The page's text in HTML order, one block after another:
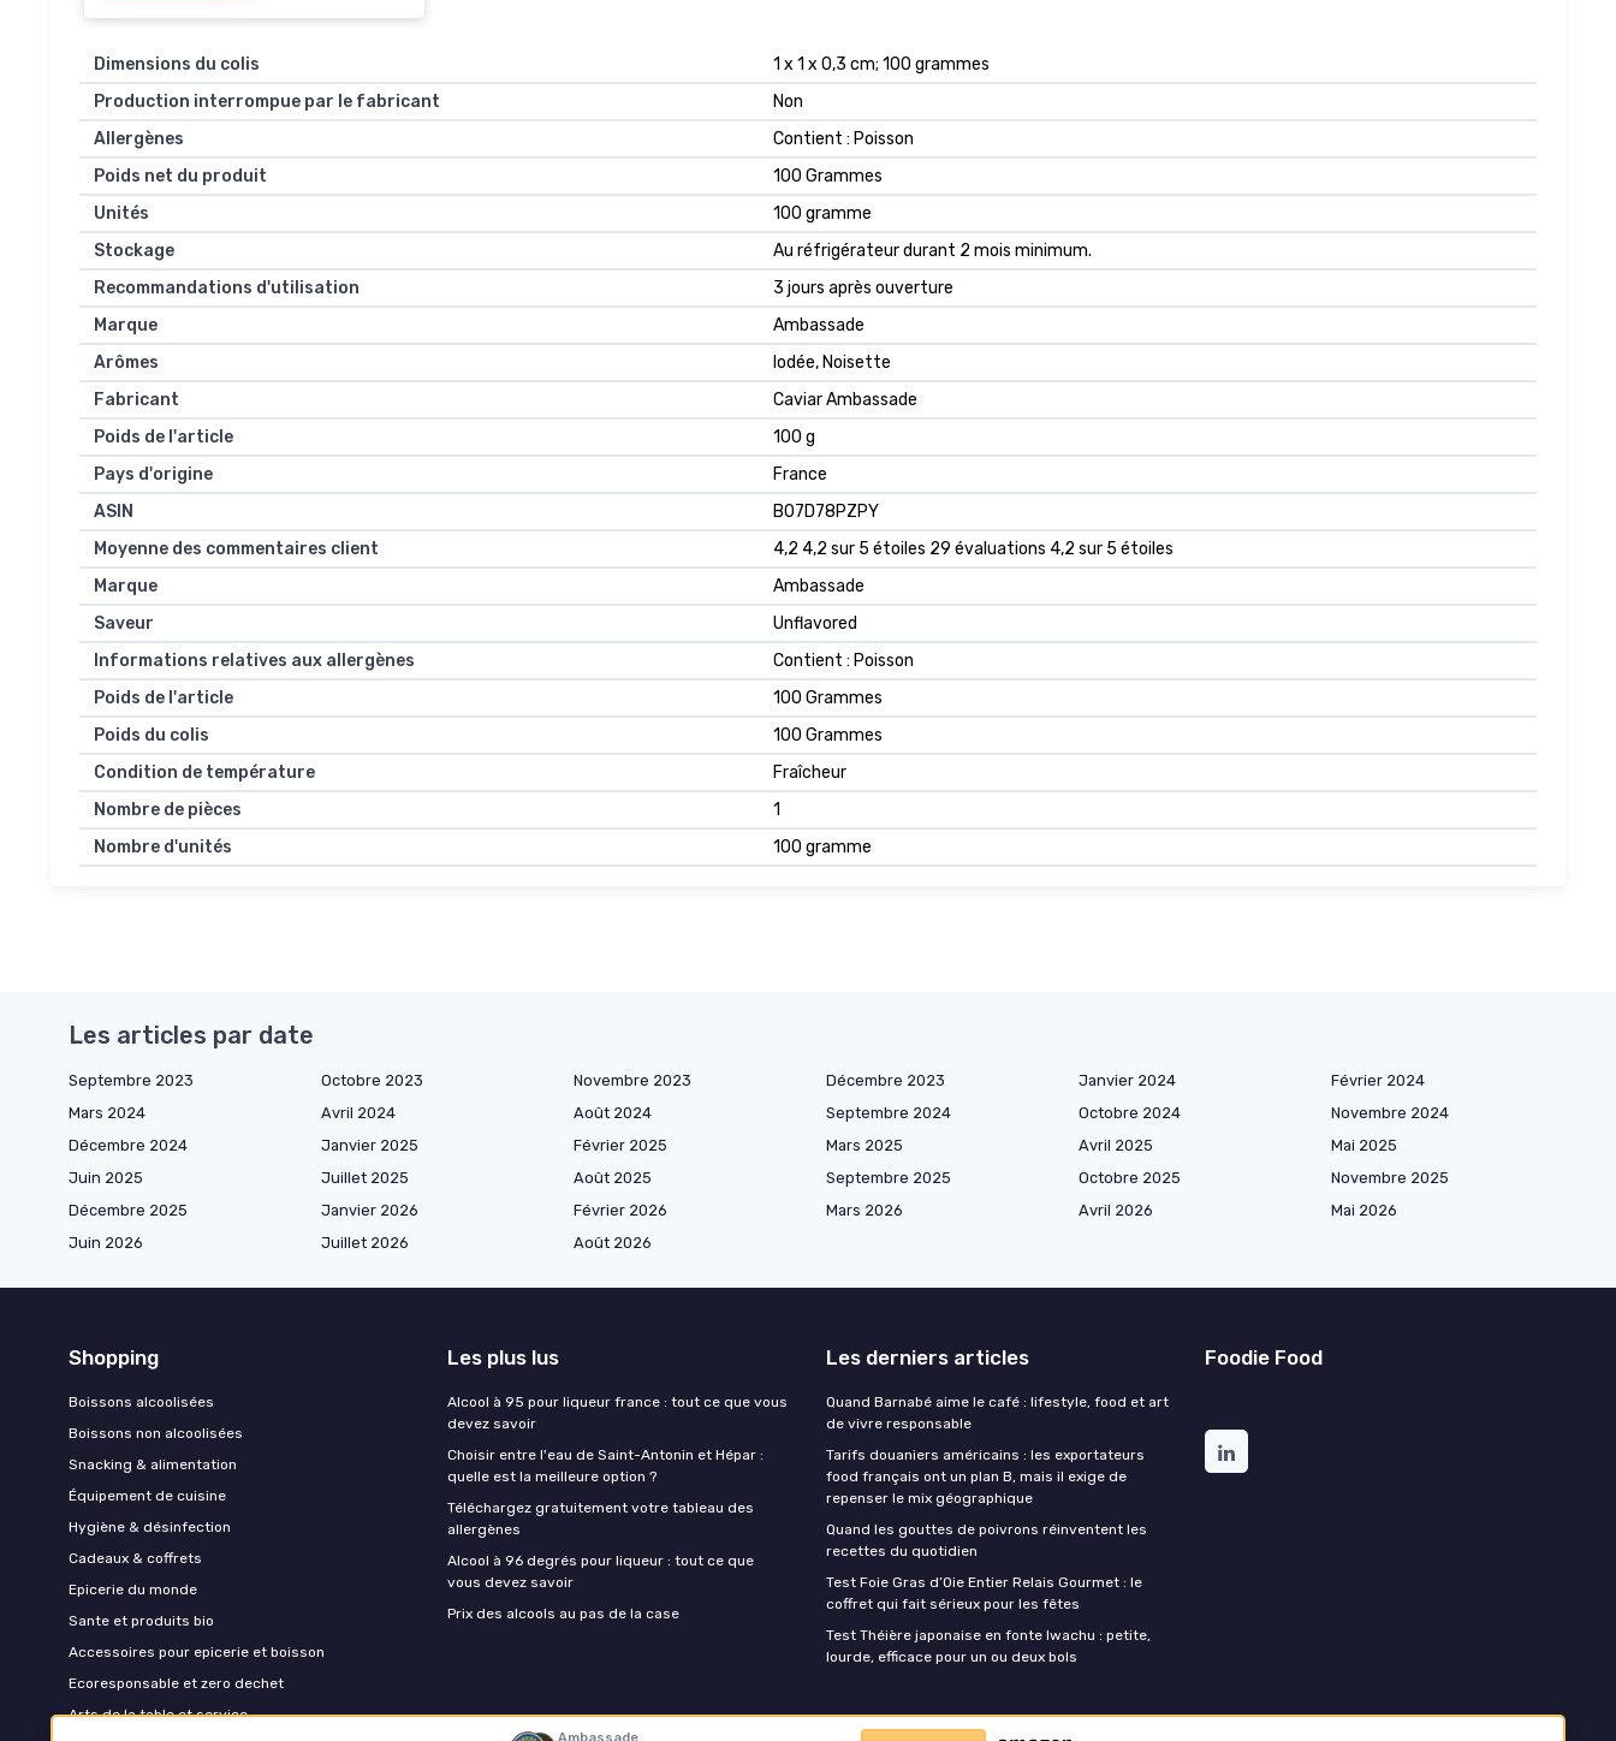
Dimensions du colis
‎1 x 1 x 0,3 cm; 100 grammes
Production interrompue par le fabricant
‎Non
Allergènes
‎Contient : Poisson
Poids net du produit
‎100 Grammes
Unités
‎100 gramme
Stockage
‎Au réfrigérateur durant 2 mois minimum.
Recommandations d'utilisation
‎3 jours après ouverture
Marque
‎Ambassade
Arômes
‎Iodée, Noisette
Fabricant
‎Caviar Ambassade
Poids de l'article
‎100 g
Pays d'origine
‎France
ASIN
B07D78PZPY
Moyenne des commentaires client
4,2 4,2 sur 5 étoiles 29 évaluations 4,2 sur 5 étoiles
Marque
Ambassade
Saveur
Unflavored
Informations relatives aux allergènes
Contient : Poisson
Poids de l'article
100 Grammes
Poids du colis
100 Grammes
Condition de température
Fraîcheur
Nombre de pièces
1
Nombre d'unités
100 gramme
Ambassade
Les articles par date
Septembre 2023 Octobre 2023 Novembre 2023 Décembre 2023 Janvier 2024
Février 2024
Mars 2024
Avril 2024 Août 2024 Septembre 2024 Octobre 2024
Novembre 2024
Décembre 2024
Janvier 2025 Février 2025 Mars 2025 Avril 2025
Mai 2025
Juin 2025
Juillet 2025 Août 2025 Septembre 2025 Octobre 2025
Novembre 2025
Décembre 2025
Janvier 2026 Février 2026 Mars 2026 Avril 2026
Mai 2026
Juin 2026
Juillet 2026 Août 2026
Shopping
Boissons alcoolisées
Boissons non alcoolisées
Snacking & alimentation
Équipement de cuisine
Hygiène & désinfection
Cadeaux & coffrets
Epicerie du monde
Sante et produits bio
Accessoires pour epicerie et boisson
Ecoresponsable et zero dechet
Arts de la table et service
Les plus lus
Alcool à 95 pour liqueur france : tout ce que vous
devez savoir
Choisir entre l'eau de Saint-Antonin et Hépar :
quelle est la meilleure option ?
Téléchargez gratuitement votre tableau des
allergènes
Alcool à 96 degrés pour liqueur : tout ce que
vous devez savoir
Prix des alcools au pas de la case
Les derniers articles
Quand Barnabé aime le café : lifestyle, food et art
de vivre responsable
Tarifs douaniers américains : les exportateurs
food français ont un plan B, mais il exige de
repenser le mix géographique
Quand les gouttes de poivrons réinventent les
recettes du quotidien
Test Foie Gras d’Oie Entier Relais Gourmet : le
coffret qui fait sérieux pour les fêtes
Test Théière japonaise en fonte Iwachu : petite,
lourde, efficace pour un ou deux bols
Foodie Food